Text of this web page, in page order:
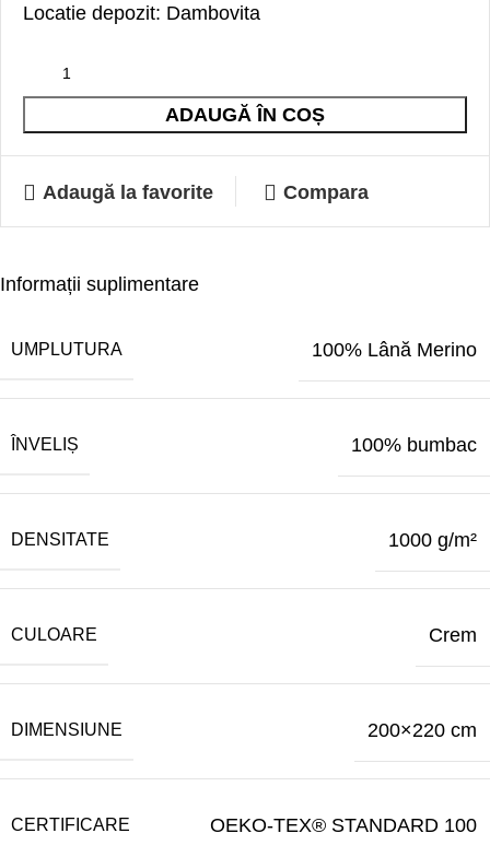
Locatie depozit: Dambovita
ADAUGĂ ÎN COȘ
Adaugă la favorite Compara
Informații suplimentare
UMPLUTURA 100% Lână Merino
ÎNVELIȘ 100% bumbac
DENSITATE 1000 g/m²
CULOARE Crem
DIMENSIUNE 200×220 cm
CERTIFICARE OEKO-TEX® STANDARD 100